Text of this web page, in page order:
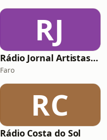
RJ
Rádio Jornal Artistas de Portugal
Faro
RC
Rádio Costa do Sol